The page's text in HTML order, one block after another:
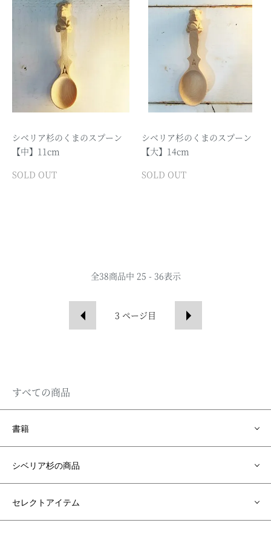
シベリア杉のくまのスプーン
【中】11cm
SOLD OUT
シベリア杉のくまのスプーン
【大】14cm
SOLD OUT
全38商品中 25 - 36表示
3 ページ目
すべての商品
書籍
シベリア杉の商品
セレクトアイテム